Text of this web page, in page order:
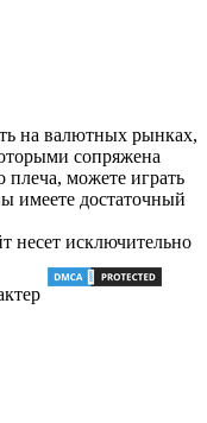
на валютных рынках,
сопряжена
плеча, можете играть
имеете достаточный
несет исключительно